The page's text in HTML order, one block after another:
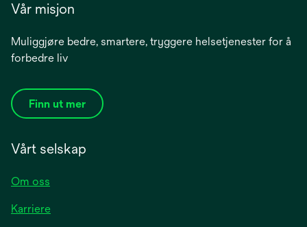
Vår misjon
Muliggjøre bedre, smartere, tryggere helsetjenester for å
forbedre liv
Finn ut mer
Vårt selskap
Om oss
Karriere